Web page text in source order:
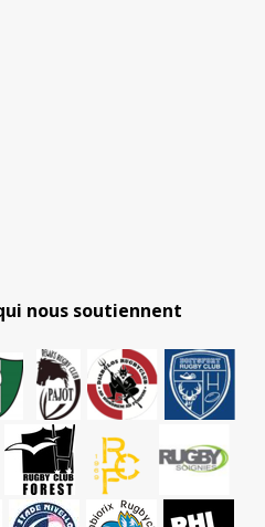
nous soutiennent